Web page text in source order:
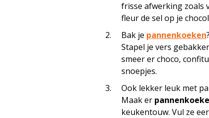
frisse afwerking zoals
fleur de sel op je
Bak je pannenkoeken
Stapel je vers
smeer er choco,
snoepjes.
Ook lekker leuk met
Maak er
keukentouw. Vul ze